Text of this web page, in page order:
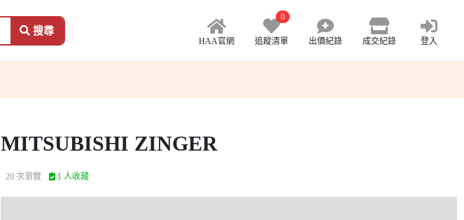
搜尋
HAA官網
0
追蹤清單 出價紀錄 成交紀錄 登入
MITSUBISHI ZINGER
20 次瀏覽 1 人收藏